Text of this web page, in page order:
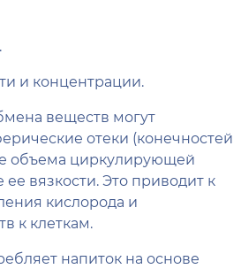
и концентрации.
веществ могут
отеки (конечностей
объема циркулирующей
вязкости. Это приводит к
кислорода и
к клеткам.
напиток на основе